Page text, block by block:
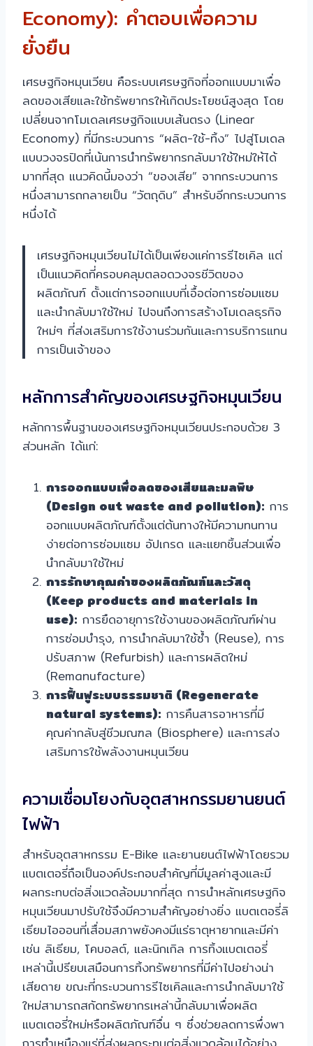
Economy): คำตอบเพื่อความ
ยั่งยืน
เศรษฐกิจหมุนเวียน คือระบบเศรษฐกิจที่ออกแบบมาเพื่อ
ลดของเสียและใช้ทรัพยากรให้เกิดประโยชน์สูงสุด โดย
เปลี่ยนจากโมเดลเศรษฐกิจแบบเส้นตรง (Linear
Economy) ที่มีกระบวนการ “ผลิต-ใช้-ทิ้ง” ไปสู่โมเดล
แบบวงจรปิดที่เน้นการนำทรัพยากรกลับมาใช้ใหม่ให้ได้
มากที่สุด แนวคิดนี้มองว่า “ของเสีย” จากกระบวนการ
หนึ่งสามารถกลายเป็น “วัตถุดิบ” สำหรับอีกกระบวนการ
หนึ่งได้
เศรษฐกิจหมุนเวียนไม่ได้เป็นเพียงแค่การรีไซเคิล แต่
เป็นแนวคิดที่ครอบคลุมตลอดวงจรชีวิตของ
ผลิตภัณฑ์ ตั้งแต่การออกแบบที่เอื้อต่อการซ่อมแซม
และนำกลับมาใช้ใหม่ ไปจนถึงการสร้างโมเดลธุรกิจ
ใหม่ๆ ที่ส่งเสริมการใช้งานร่วมกันและการบริการแทน
การเป็นเจ้าของ
หลักการสำคัญของเศรษฐกิจหมุนเวียน
หลักการพื้นฐานของเศรษฐกิจหมุนเวียนประกอบด้วย 3
ส่วนหลัก ได้แก่:
การออกแบบเพื่อลดของเสียและมลพิษ
(Design out waste and pollution): การ
ออกแบบผลิตภัณฑ์ตั้งแต่ต้นทางให้มีความทนทาน
ง่ายต่อการซ่อมแซม อัปเกรด และแยกชิ้นส่วนเพื่อ
นำกลับมาใช้ใหม่
การรักษาคุณค่าของผลิตภัณฑ์และวัสดุ
(Keep products and materials in
use): การยืดอายุการใช้งานของผลิตภัณฑ์ผ่าน
การซ่อมบำรุง, การนำกลับมาใช้ซ้ำ (Reuse), การ
ปรับสภาพ (Refurbish) และการผลิตใหม่
(Remanufacture)
การฟื้นฟูระบบธรรมชาติ (Regenerate
natural systems): การคืนสารอาหารที่มี
คุณค่ากลับสู่ชีวมณฑล (Biosphere) และการส่ง
เสริมการใช้พลังงานหมุนเวียน
ความเชื่อมโยงกับอุตสาหกรรมยานยนต์
ไฟฟ้า
สำหรับอุตสาหกรรม E-Bike และยานยนต์ไฟฟ้าโดยรวม
แบตเตอรี่ถือเป็นองค์ประกอบสำคัญที่มีมูลค่าสูงและมี
ผลกระทบต่อสิ่งแวดล้อมมากที่สุด การนำหลักเศรษฐกิจ
หมุนเวียนมาปรับใช้จึงมีความสำคัญอย่างยิ่ง แบตเตอรี่ลิ
เธียมไอออนที่เสื่อมสภาพยังคงมีแร่ธาตุหายากและมีค่า
เช่น ลิเธียม, โคบอลต์, และนิกเกิล การทิ้งแบตเตอรี่
เหล่านี้เปรียบเสมือนการทิ้งทรัพยากรที่มีค่าไปอย่างน่า
เสียดาย ขณะที่กระบวนการรีไซเคิลและการนำกลับมาใช้
ใหม่สามารถสกัดทรัพยากรเหล่านี้กลับมาเพื่อผลิต
แบตเตอรี่ใหม่หรือผลิตภัณฑ์อื่น ๆ ซึ่งช่วยลดการพึ่งพา